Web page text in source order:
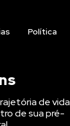
Política
de vida
de sua pré-